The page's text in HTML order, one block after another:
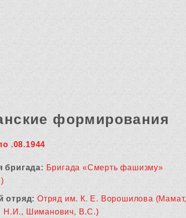
формирования
.08.1944
бригада: Бригада «Смерть фашизму»
отряд: Отряд им. К. Е. Ворошилова (Мамат,
Н.И., Шиманович, В.С.)